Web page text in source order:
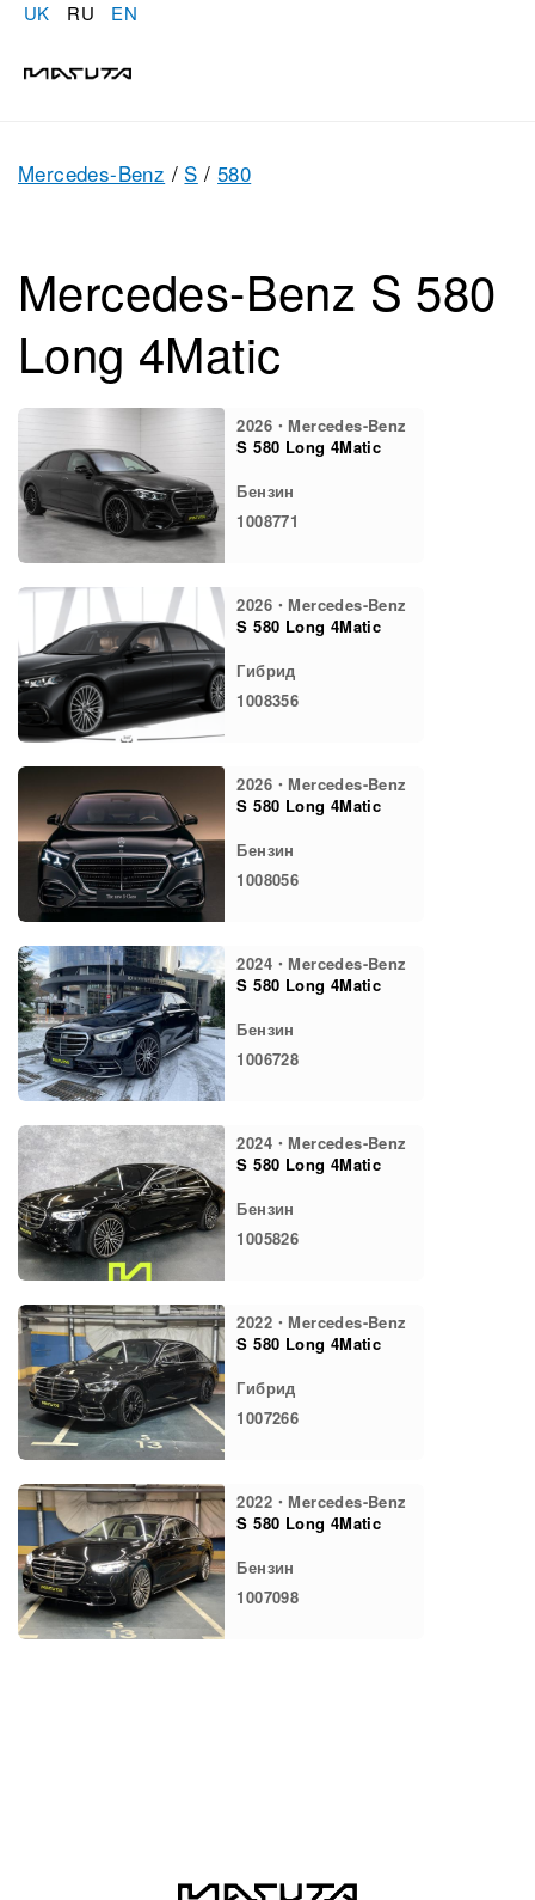
UK RU EN
Mercedes-Benz / S / 580
Mercedes-Benz S 580
Long 4Matic
2026・Mercedes-Benz
S 580 Long 4Matic
Бензин
1008771
2026・Mercedes-Benz
S 580 Long 4Matic
Гибрид
1008356
2026・Mercedes-Benz
S 580 Long 4Matic
Бензин
1008056
2024・Mercedes-Benz
S 580 Long 4Matic
Бензин
1006728
2024・Mercedes-Benz
S 580 Long 4Matic
Бензин
1005826
2022・Mercedes-Benz
S 580 Long 4Matic
Гибрид
1007266
2022・Mercedes-Benz
S 580 Long 4Matic
Бензин
1007098